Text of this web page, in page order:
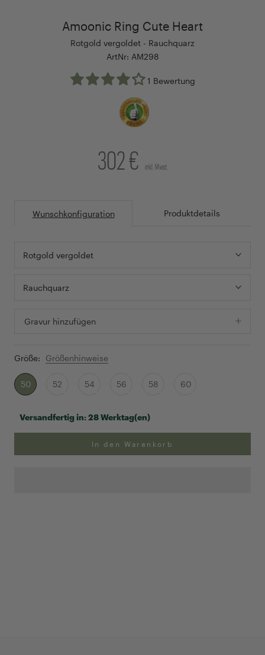
Amoonic Ring Cute Heart
Rotgold vergoldet - Rauchquarz
ArtNr: AM298
1 Bewertung
302 € inkl. Mwst.
Wunschkonfiguration Produktdetails
Rotgold vergoldet
Rauchquarz
Gravur hinzufügen
Größe: Größenhinweise
50 52 54 56 58 60
Versandfertig in:28 Werktag(en)
In den Warenkorb